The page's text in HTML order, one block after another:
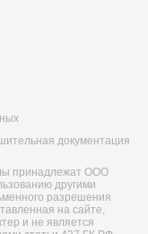
документация
принадлежат ООО
другими
разрешения
на сайте,
и не является